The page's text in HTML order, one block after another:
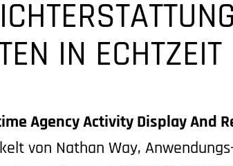
IN ECHTZEIT
Agency Activity Display And
von Nathan Way,